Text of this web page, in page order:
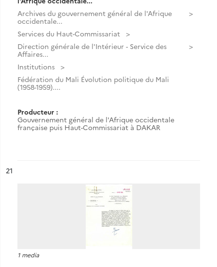
Archives du gouvernement général de l'Afrique
occidentale...
Services du Haut-Commissariat
Direction générale de l'Intérieur - Service des
Affaires...
Institutions
Fédération du Mali Évolution politique du Mali
(1958-1959)....
Producteur :
Gouvernement général de l'Afrique occidentale
française puis Haut-Commissariat à DAKAR
n°
21
1 media